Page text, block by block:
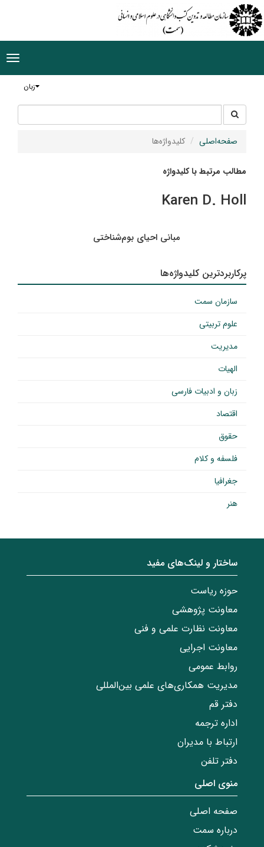
زبان
جستجو
در
سایت
صفحه‌اصلی کلیدواژه‌ها
مطالب مرتبط با کلیدواژه
Karen D. Holl
مبانی احیای بوم‌شناختی
پرکاربردترین کلیدواژه‌ها
سازمان سمت
علوم تربیتی
مدیریت
الهیات
زبان و ادبیات فارسی
اقتصاد
حقوق
فلسفه و کلام
جغرافیا
هنر
ساختار‌‌ و‌‌ لینک‌های مفید
حوزه ریاست
معاونت پژوهشی
معاونت نظارت علمی و فنی
معاونت اجرایی
روابط عمومی
مدیریت همکاری‌های علمی بین‌المللی
دفتر قم
اداره ترجمه
ارتباط با مدیران
دفتر تلفن
منوی اصلی
صفحه اصلی
درباره سمت